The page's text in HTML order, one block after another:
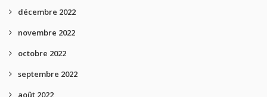
décembre 2022
novembre 2022
octobre 2022
septembre 2022